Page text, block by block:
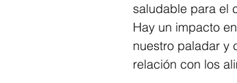
saludable para el
Hay un impacto
nuestro paladar y
relación con los